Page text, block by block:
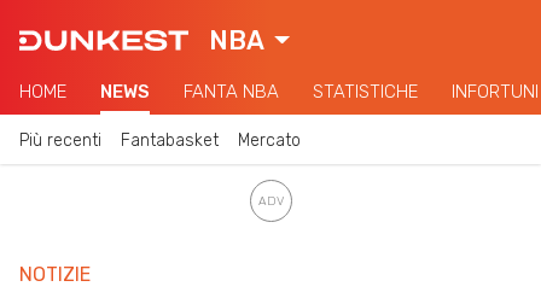
NBA
HOME NEWS FANTA NBA STATISTICHE INFORTUNI
Più recenti Fantabasket Mercato
NOTIZIE